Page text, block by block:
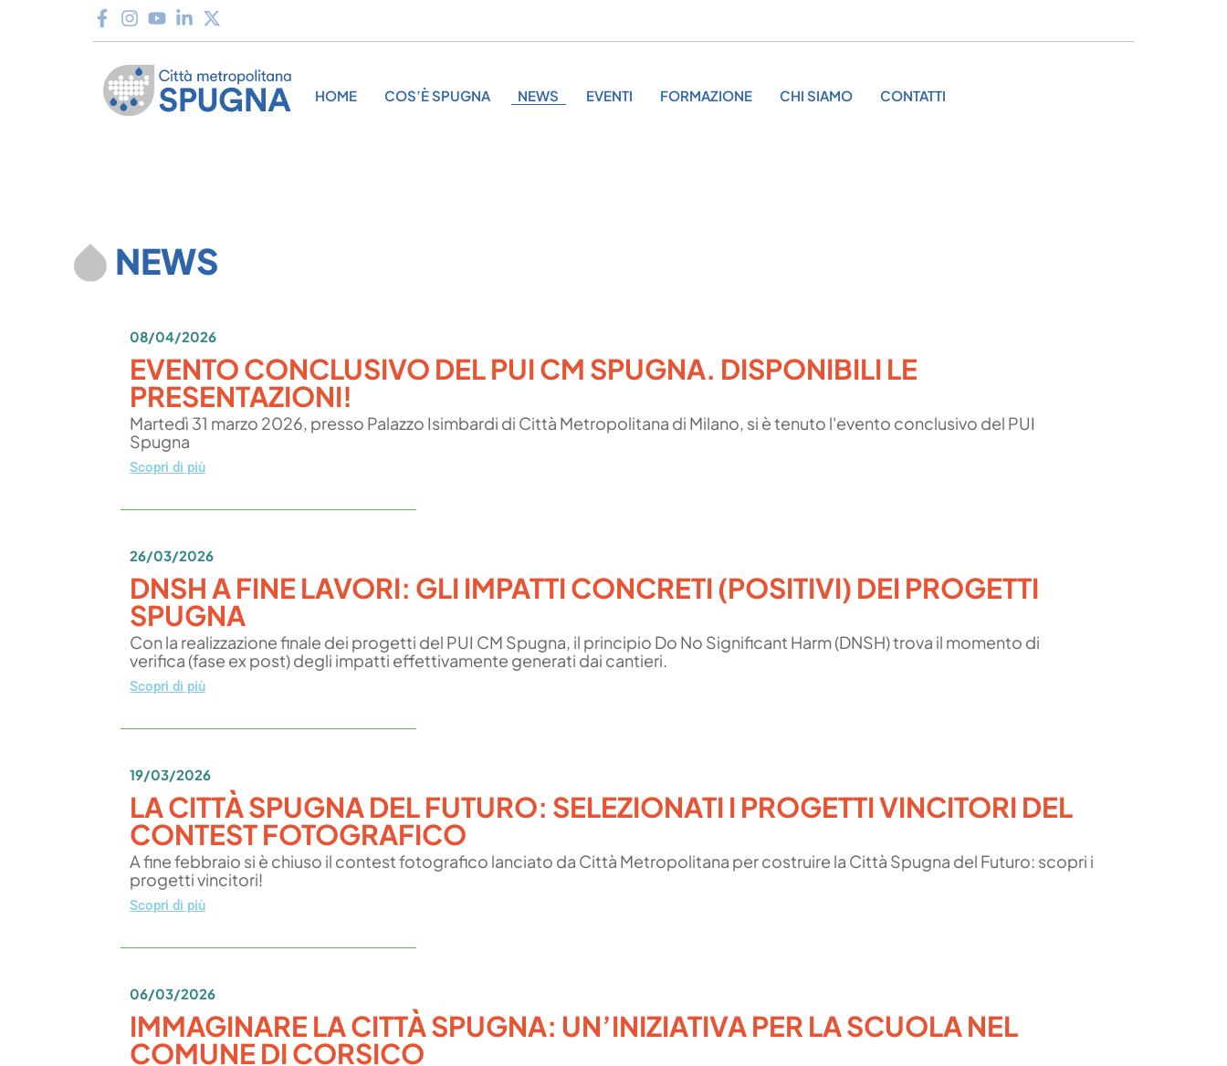
HOME COS’È SPUGNA NEWS EVENTI FORMAZIONE CHI SIAMO CONTATTI
NEWS
08/04/2026
EVENTO CONCLUSIVO DEL PUI CM SPUGNA. DISPONIBILI LE
PRESENTAZIONI!
Martedì 31 marzo 2026, presso Palazzo Isimbardi di Città Metropolitana di Milano, si è tenuto l'evento conclusivo del PUI
Spugna
Scopri di più
26/03/2026
DNSH A FINE LAVORI: GLI IMPATTI CONCRETI (POSITIVI) DEI PROGETTI
SPUGNA
Con la realizzazione finale dei progetti del PUI CM Spugna, il principio Do No Significant Harm (DNSH) trova il momento di
verifica (fase ex post) degli impatti effettivamente generati dai cantieri.
Scopri di più
19/03/2026
LA CITTÀ SPUGNA DEL FUTURO: SELEZIONATI I PROGETTI VINCITORI DEL
CONTEST FOTOGRAFICO
A fine febbraio si è chiuso il contest fotografico lanciato da Città Metropolitana per costruire la Città Spugna del Futuro: scopri i
progetti vincitori!
Scopri di più
06/03/2026
IMMAGINARE LA CITTÀ SPUGNA: UN’INIZIATIVA PER LA SCUOLA NEL
COMUNE DI CORSICO